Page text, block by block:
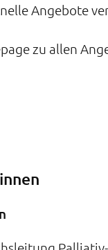
Angebote
zu allen